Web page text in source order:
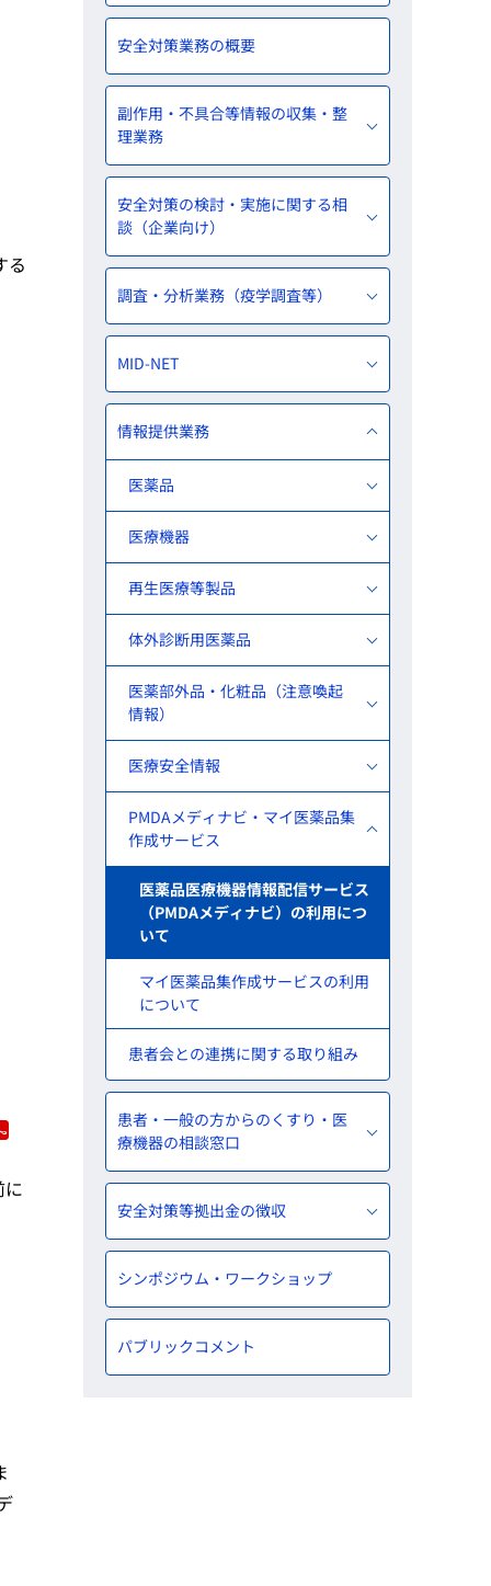
る
安全対策業務の概要
副作用・不具合等情報の収集・整
理業務
安全対策の検討・実施に関する相
談（企業向け）
調査・分析業務（疫学調査等）
MID-NET
情報提供業務
医薬品
医療機器
再生医療等製品
体外診断用医薬品
医薬部外品・化粧品（注意喚起
情報）
医療安全情報
PMDAメディナビ・マイ医薬品集
作成サービス
医薬品医療機器情報配信サービス
（PMDAメディナビ）の利用につ
いて
マイ医薬品集作成サービスの利用
について
患者会との連携に関する取り組み
患者・一般の方からのくすり・医
療機器の相談窓口
安全対策等拠出金の徴収
シンポジウム・ワークショップ
パブリックコメント